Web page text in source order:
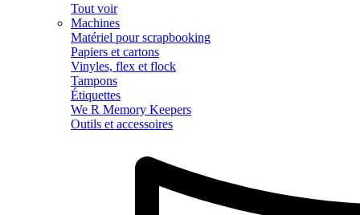
Tout voir
Machines
Matériel pour scrapbooking
Papiers et cartons
Vinyles, flex et flock
Tampons
Étiquettes
We R Memory Keepers
Outils et accessoires